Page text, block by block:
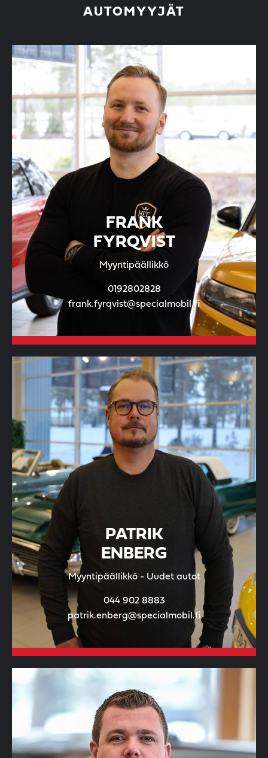
AUTOMYYJÄT
FRANK
FYRQVIST
Myyntipäällikkö
0192802828
frank.fyrqvist@specialmobil.fi
PATRIK
ENBERG
Myyntipäällikkö - Uudet autot
044 902 8883
patrik.enberg@specialmobil.fi